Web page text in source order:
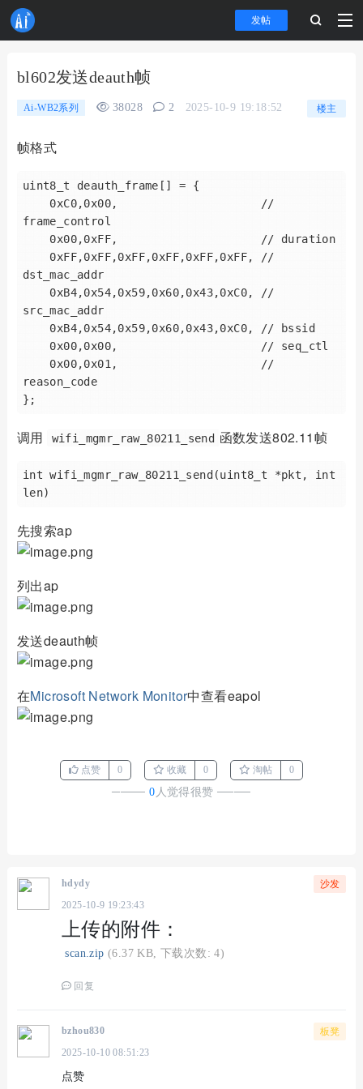
发帖
bl602发送deauth帧
楼主
Ai-WB2系列 38028 2 2025-10-9 19:18:52
帧格式
uint8_t deauth_frame[] = {
frame_control
dst_mac_addr
src_mac_addr
reason_code
调用 wifi_mgmr_raw_80211_send 函数发送802.11帧
int wifi_mgmr_raw_80211_send(uint8_t *pkt, int
先搜索ap
列出ap
发送deauth帧
在Microsoft Network Monitor中查看eapol
点赞 0 收藏 0 淘帖 0
────0 人觉得很赞 ────
沙发
hdydy
2025-10-9 19:23:43
上传的附件：
scan.zip (6.37 KB, 下载次数: 4)
回复
板凳
bzhou830
2025-10-10 08:51:23
点赞